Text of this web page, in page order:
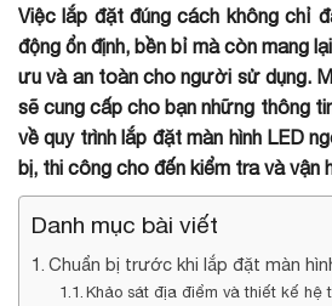
Việc lắp đặt đúng cách không chỉ
động ổn định, bền bỉ mà còn mang
ưu và an toàn cho người sử dụng.
sẽ cung cấp cho bạn những thông
về quy trình lắp đặt màn hình LED
bị, thi công cho đến kiểm tra và vận
Danh mục bài viết
Chuẩn bị trước khi lắp đặt màn
Khảo sát địa điểm và thiết kế hệ